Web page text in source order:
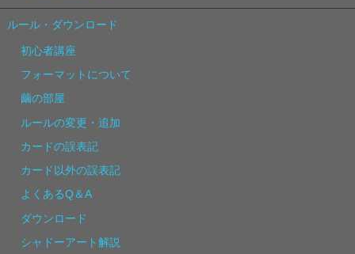
ルール・ダウンロード
初心者講座
フォーマットについて
繭の部屋
ルールの変更・追加
カードの誤表記
カード以外の誤表記
よくあるQ＆A
ダウンロード
シャドーアート解説